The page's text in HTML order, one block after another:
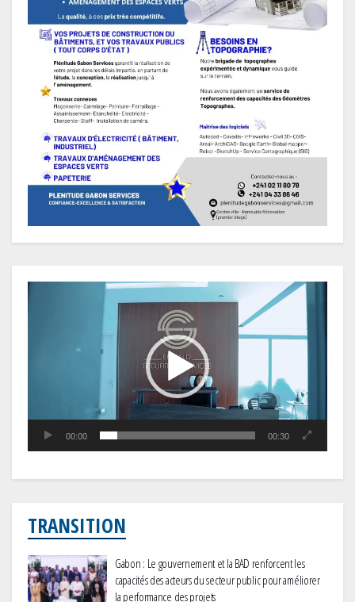
Lecteur
00:00 00:30
TRANSITION
Gabon : Le gouvernement et la BAD renforcent les
capacités des acteurs du secteur public pour améliorer
la performance des projets